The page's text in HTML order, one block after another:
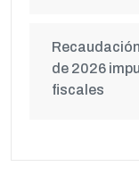
de 2026
fiscales